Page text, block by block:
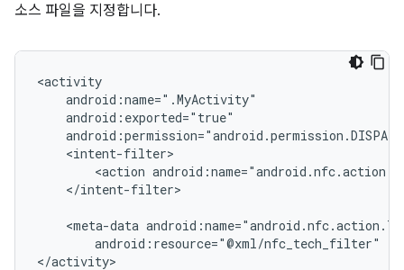
소스 파일을 지정합니다.
<action
</intent-filter>
<meta-data
android:resource="@xml/nfc_tech_filter"
</activity>